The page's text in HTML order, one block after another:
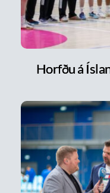
Horfðu á